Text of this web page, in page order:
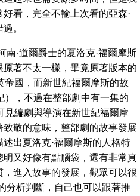
看，完全不輸上次看的亞森·
。
南·道爾爵士的夏洛克·福爾摩斯
著不太一樣，畢竟原著版本的
國，而新世紀福爾摩斯的故
，不過在整部劇中有一集的
見編劇與導演在新世紀福爾摩
敬的意味，整部劇的故事發展
出夏洛克·福爾摩斯的人格特
又好像有點腦袋，還有非常真
進入故事的發展，觀眾可以很
分析判斷，自己也可以跟著推